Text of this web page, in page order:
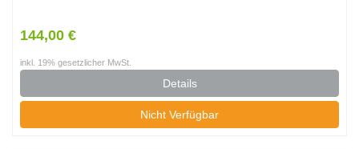
144,00 €
inkl. 19% gesetzlicher MwSt.
Details
Nicht Verfügbar